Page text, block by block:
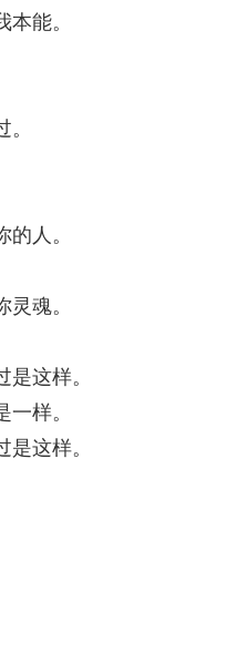
本能。
。
人。
灵魂。
是这样。
样。
是这样。